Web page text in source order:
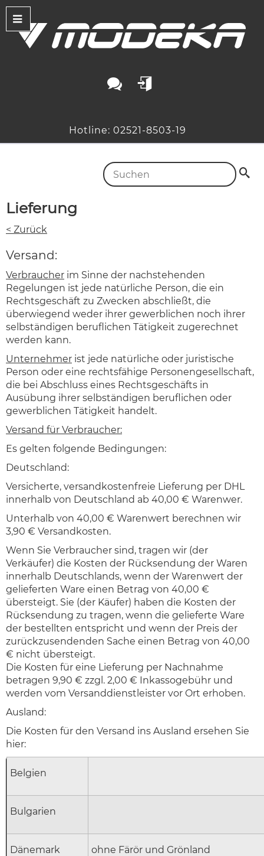
Hotline: 02521-8503-19
Lieferung
< Zurück
Versand:
Verbraucher im Sinne der nachstehenden
Regelungen ist jede natürliche Person, die ein
Rechtsgeschäft zu Zwecken abschließt, die
überwiegend weder ihrer gewerblichen noch ihrer
selbständigen beruflichen Tätigkeit zugerechnet
werden kann.
Unternehmer ist jede natürliche oder juristische
Person oder eine rechtsfähige Personengesellschaft,
die bei Abschluss eines Rechtsgeschäfts in
Ausübung ihrer selbständigen beruflichen oder
gewerblichen Tätigkeit handelt.
Versand für Verbraucher:
Es gelten folgende Bedingungen:
Deutschland:
Versicherte, versandkostenfreie Lieferung per DHL
innerhalb von Deutschland ab 40,00 € Warenwer.
Unterhalb von 40,00 € Warenwert berechnen wir
3,90 € Versandkosten.
Wenn Sie Verbraucher sind, tragen wir (der
Verkäufer) die Kosten der Rücksendung der Waren
innerhalb Deutschlands, wenn der Warenwert der
gelieferten Ware einen Betrag von 40,00 €
übersteigt. Sie (der Käufer) haben die Kosten der
Rücksendung zu tragen, wenn die gelieferte Ware
der bestellten entspricht und wenn der Preis der
zurückzusendenden Sache einen Betrag von 40,00
€ nicht übersteigt.
Die Kosten für eine Lieferung per Nachnahme
betragen 9,90 € zzgl. 2,00 € Inkassogebühr und
werden vom Versanddienstleister vor Ort erhoben.
Ausland:
Die Kosten für den Versand ins Ausland ersehen Sie
hier:
Belgien
Bulgarien
Dänemark ohne Färör und Grönland